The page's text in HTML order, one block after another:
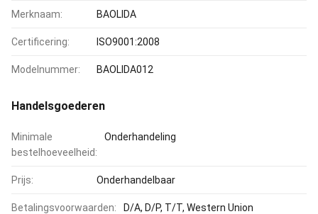
Merknaam: BAOLIDA
Certificering: ISO9001:2008
Modelnummer: BAOLIDA012
Handelsgoederen
Minimale
bestelhoeveelheid:
Onderhandeling
Prijs: Onderhandelbaar
Betalingsvoorwaarden: D/A, D/P, T/T, Western Union